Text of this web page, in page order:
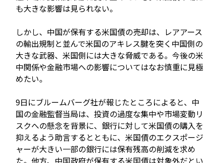
も大きな影響は見られない。
しかし、中国が保有する米国債の売却は、レアアース
の輸出規制と並んで米国のアキレス腱を突く中国側の
大きな武器、米国側には大きな脅威である。今後の米
中関係や金融市場への影響についてはなお慎重に見極
めたい。
9日にブルームバーグ社が報じたところによると、中
国の金融監督当局は、投資の過度な集中や市場変動リ
スクへの懸念を背景に、銀行に対して米国債の購入を
抑えるよう助言するとともに、米国債のエクスポージ
ャーが大きい一部の銀行には保有残高の削減を求め
た。他方、中国政府が保有する米国債は対象外だとい